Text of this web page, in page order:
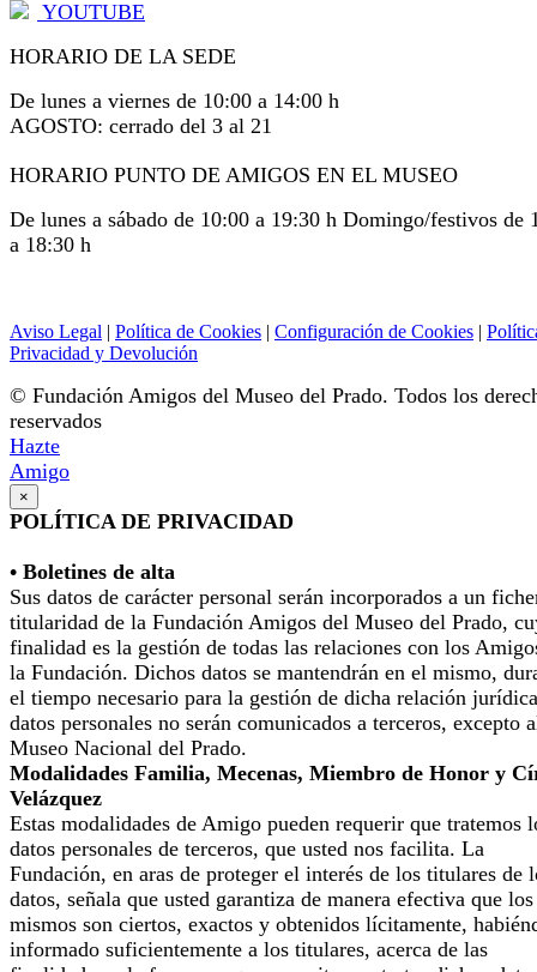
YOUTUBE
HORARIO DE LA SEDE
De lunes a viernes de 10:00 a 14:00 h
AGOSTO: cerrado del 3 al 21
HORARIO PUNTO DE AMIGOS EN EL MUSEO
De lunes a sábado de 10:00 a 19:30 h Domingo/festivos de
a 18:30 h
Aviso Legal | Política de Cookies | Configuración de Cookies |
Privacidad y Devolución
© Fundación Amigos del Museo del Prado. Todos los
reservados
Hazte
Amigo
×
POLÍTICA DE PRIVACIDAD
• Boletines de alta
Sus datos de carácter personal serán incorporados a un
titularidad de la Fundación Amigos del Museo del Prado,
finalidad es la gestión de todas las relaciones con los
la Fundación. Dichos datos se mantendrán en el mismo,
el tiempo necesario para la gestión de dicha relación
datos personales no serán comunicados a terceros, excepto
Museo Nacional del Prado.
Modalidades Familia, Mecenas, Miembro de Honor y
Velázquez
Estas modalidades de Amigo pueden requerir que tratemos
datos personales de terceros, que usted nos facilita. La
Fundación, en aras de proteger el interés de los titulares de
datos, señala que usted garantiza de manera efectiva que los
mismos son ciertos, exactos y obtenidos lícitamente,
informado suficientemente a los titulares, acerca de las